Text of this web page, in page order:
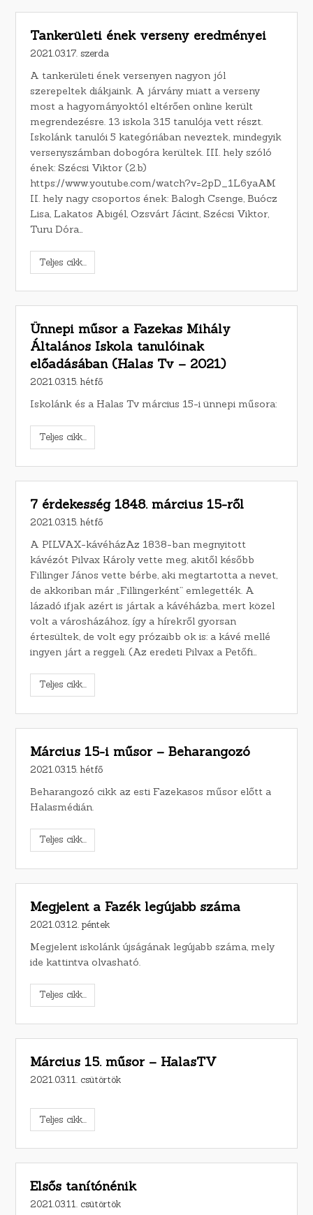
Tankerületi ének verseny eredményei
2021.03.17. szerda
A tankerületi ének versenyen nagyon jól
szerepeltek diákjaink. A járvány miatt a verseny
most a hagyományoktól eltérően online került
megrendezésre. 13 iskola 315 tanulója vett részt.
Iskolánk tanulói 5 kategóriában neveztek, mindegyik
versenyszámban dobogóra kerültek. III. hely szóló
ének: Szécsi Viktor (2.b)
https://www.youtube.com/watch?v=2pD_1L6yaAM
II. hely nagy csoportos ének: Balogh Csenge, Buócz
Lisa, Lakatos Abigél, Ozsvárt Jácint, Szécsi Viktor,
Turu Dóra…
Teljes cikk...
Ünnepi műsor a Fazekas Mihály
Általános Iskola tanulóinak
előadásában (Halas Tv – 2021)
2021.03.15. hétfő
Iskolánk és a Halas Tv március 15-i ünnepi műsora:
Teljes cikk...
7 érdekesség 1848. március 15-ről
2021.03.15. hétfő
A PILVAX-kávéházAz 1838-ban megnyitott
kávézót Pilvax Károly vette meg, akitől később
Fillinger János vette bérbe, aki megtartotta a nevet,
de akkoriban már „Fillingerként” emlegették. A
lázadó ifjak azért is jártak a kávéházba, mert közel
volt a városházához, így a hírekről gyorsan
értesültek, de volt egy prózaibb ok is: a kávé mellé
ingyen járt a reggeli. (Az eredeti Pilvax a Petőfi…
Teljes cikk...
Március 15-i műsor – Beharangozó
2021.03.15. hétfő
Beharangozó cikk az esti Fazekasos műsor előtt a
Halasmédián.
Teljes cikk...
Megjelent a Fazék legújabb száma
2021.03.12. péntek
Megjelent iskolánk újságának legújabb száma, mely
ide kattintva olvasható.
Teljes cikk...
Március 15. műsor – HalasTV
2021.03.11. csütörtök
Teljes cikk...
Elsős tanítónénik
2021.03.11. csütörtök